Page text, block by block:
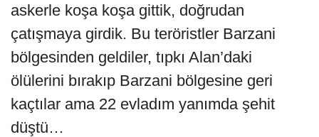
askerle koşa koşa gittik, doğrudan
çatışmaya girdik. Bu teröristler Barzani
bölgesinden geldiler, tıpkı Alan’daki
ölülerini bırakıp Barzani bölgesine geri
kaçtılar ama 22 evladım yanımda şehit
düştü…